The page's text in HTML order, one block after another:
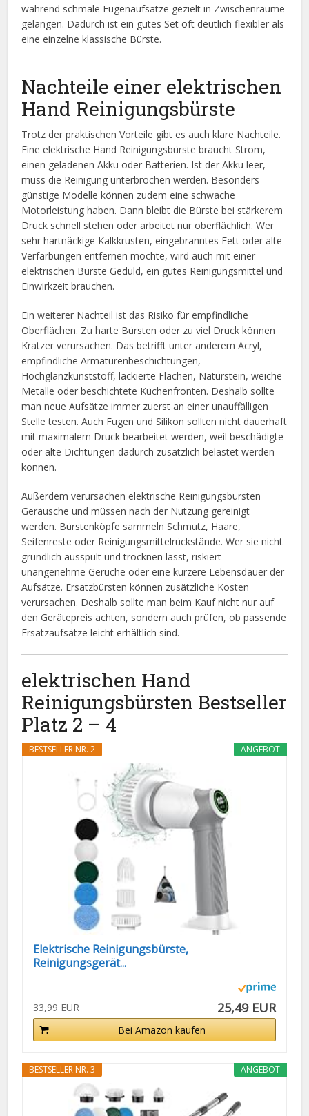
während schmale Fugenaufsätze gezielt in Zwischenräume
gelangen. Dadurch ist ein gutes Set oft deutlich flexibler als
eine einzelne klassische Bürste.
Nachteile einer elektrischen
Hand Reinigungsbürste
Trotz der praktischen Vorteile gibt es auch klare Nachteile.
Eine elektrische Hand Reinigungsbürste braucht Strom,
einen geladenen Akku oder Batterien. Ist der Akku leer,
muss die Reinigung unterbrochen werden. Besonders
günstige Modelle können zudem eine schwache
Motorleistung haben. Dann bleibt die Bürste bei stärkerem
Druck schnell stehen oder arbeitet nur oberflächlich. Wer
sehr hartnäckige Kalkkrusten, eingebranntes Fett oder alte
Verfärbungen entfernen möchte, wird auch mit einer
elektrischen Bürste Geduld, ein gutes Reinigungsmittel und
Einwirkzeit brauchen.
Ein weiterer Nachteil ist das Risiko für empfindliche
Oberflächen. Zu harte Bürsten oder zu viel Druck können
Kratzer verursachen. Das betrifft unter anderem Acryl,
empfindliche Armaturenbeschichtungen,
Hochglanzkunststoff, lackierte Flächen, Naturstein, weiche
Metalle oder beschichtete Küchenfronten. Deshalb sollte
man neue Aufsätze immer zuerst an einer unauffälligen
Stelle testen. Auch Fugen und Silikon sollten nicht dauerhaft
mit maximalem Druck bearbeitet werden, weil beschädigte
oder alte Dichtungen dadurch zusätzlich belastet werden
können.
Außerdem verursachen elektrische Reinigungsbürsten
Geräusche und müssen nach der Nutzung gereinigt
werden. Bürstenköpfe sammeln Schmutz, Haare,
Seifenreste oder Reinigungsmittelrückstände. Wer sie nicht
gründlich ausspült und trocknen lässt, riskiert
unangenehme Gerüche oder eine kürzere Lebensdauer der
Aufsätze. Ersatzbürsten können zusätzliche Kosten
verursachen. Deshalb sollte man beim Kauf nicht nur auf
den Gerätepreis achten, sondern auch prüfen, ob passende
Ersatzaufsätze leicht erhältlich sind.
elektrischen Hand
Reinigungsbürsten Bestseller
Platz 2 – 4
ANGEBOT
BESTSELLER NR. 2
Elektrische Reinigungsbürste,
Reinigungsgerät...
33,99 EUR 25,49 EUR
Bei Amazon kaufen
ANGEBOT
BESTSELLER NR. 3